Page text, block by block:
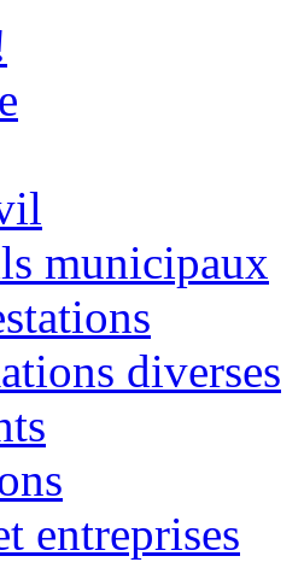
municipaux
diverses
entreprises